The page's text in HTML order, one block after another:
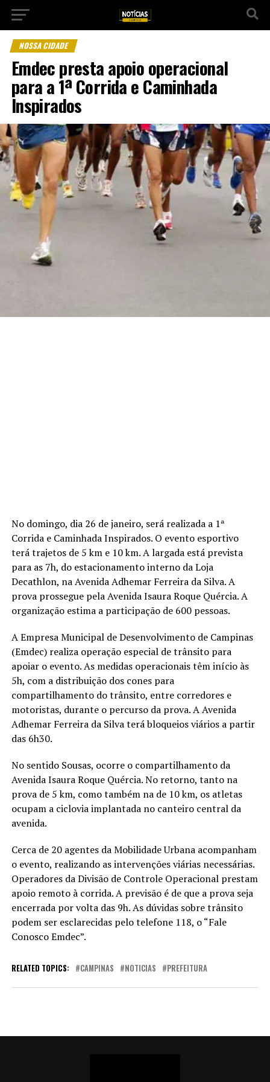
NOSSA CIDADE
Emdec presta apoio operacional
para a 1ª Corrida e Caminhada
Inspirados
No domingo, dia 26 de janeiro, será realizada a 1ª
Corrida e Caminhada Inspirados. O evento esportivo
terá trajetos de 5 km e 10 km. A largada está prevista
para as 7h, do estacionamento interno da Loja
Decathlon, na Avenida Adhemar Ferreira da Silva. A
prova prossegue pela Avenida Isaura Roque Quércia. A
organização estima a participação de 600 pessoas.
A Empresa Municipal de Desenvolvimento de Campinas
(Emdec) realiza operação especial de trânsito para
apoiar o evento. As medidas operacionais têm início às
5h, com a distribuição dos cones para
compartilhamento do trânsito, entre corredores e
motoristas, durante o percurso da prova. A Avenida
Adhemar Ferreira da Silva terá bloqueios viários a partir
das 6h30.
No sentido Sousas, ocorre o compartilhamento da
Avenida Isaura Roque Quércia. No retorno, tanto na
prova de 5 km, como também na de 10 km, os atletas
ocupam a ciclovia implantada no canteiro central da
avenida.
Cerca de 20 agentes da Mobilidade Urbana acompanham
o evento, realizando as intervenções viárias necessárias.
Operadores da Divisão de Controle Operacional prestam
apoio remoto à corrida. A previsão é de que a prova seja
encerrada por volta das 9h. As dúvidas sobre trânsito
podem ser esclarecidas pelo telefone 118, o “Fale
Conosco Emdec”.
RELATED TOPICS: CAMPINAS NOTICIAS PREFEITURA